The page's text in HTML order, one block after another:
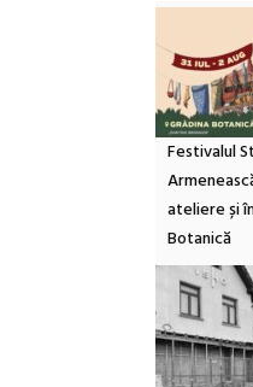
Festivalul
ateliere și
Botanică